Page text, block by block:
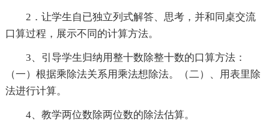
2．让学生自已独立列式解答、思考，并和同桌交流
口算过程，展示不同的计算方法。
3、引导学生归纳用整十数除整十数的口算方法：
（一）根据乘除法关系用乘法想除法。（二）、用表里除
法进行计算。
4、教学两位数除两位数的除法估算。